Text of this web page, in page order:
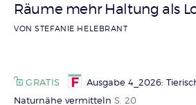
Räume mehr Haltung als
VON STEFANIE HELEBRANT
GRATIS
Ausgabe 4_2026:
Naturnähe vermitteln S. 20